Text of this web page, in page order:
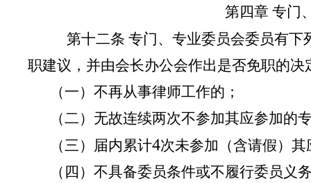
第四章 专门
第十二条 专门、专业委员会委员有下
职建议，并由会长办公会作出是否免职的决
（一）不再从事律师工作的；
（二）无故连续两次不参加其应参加的
（三）届内累计4次未参加（含请假）
（四）不具备委员条件或不履行委员义